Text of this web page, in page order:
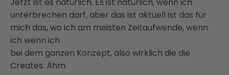
unterbrechen darf, aber das ist aktuell ist das für
mich das, wo ich am meisten Zeitaufwende, wenn
ich wenn ich
bei dem ganzen Konzept, also wirklich die die
Creates. Ähm